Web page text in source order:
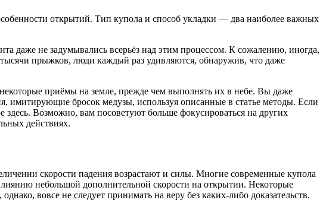
открытий. Тип купола и способ укладки — два наиболее важных
даже не задумывались всерьёз над этим процессом. К сожалению, иногда,
прыжков, люди каждый раз удивляются, обнаружив, что даже
приёмы на земле, прежде чем выполнять их в небе. Вы даже
имитирующие бросок медузы, используя описанные в статье методы. Если
Возможно, вам посоветуют больше фокусироваться на других
действиях.
скорости падения возрастают и силы. Многие современные купола
небольшой дополнительной скорости на открытии. Некоторые
вовсе не следует принимать на веру без каких-либо доказательств.